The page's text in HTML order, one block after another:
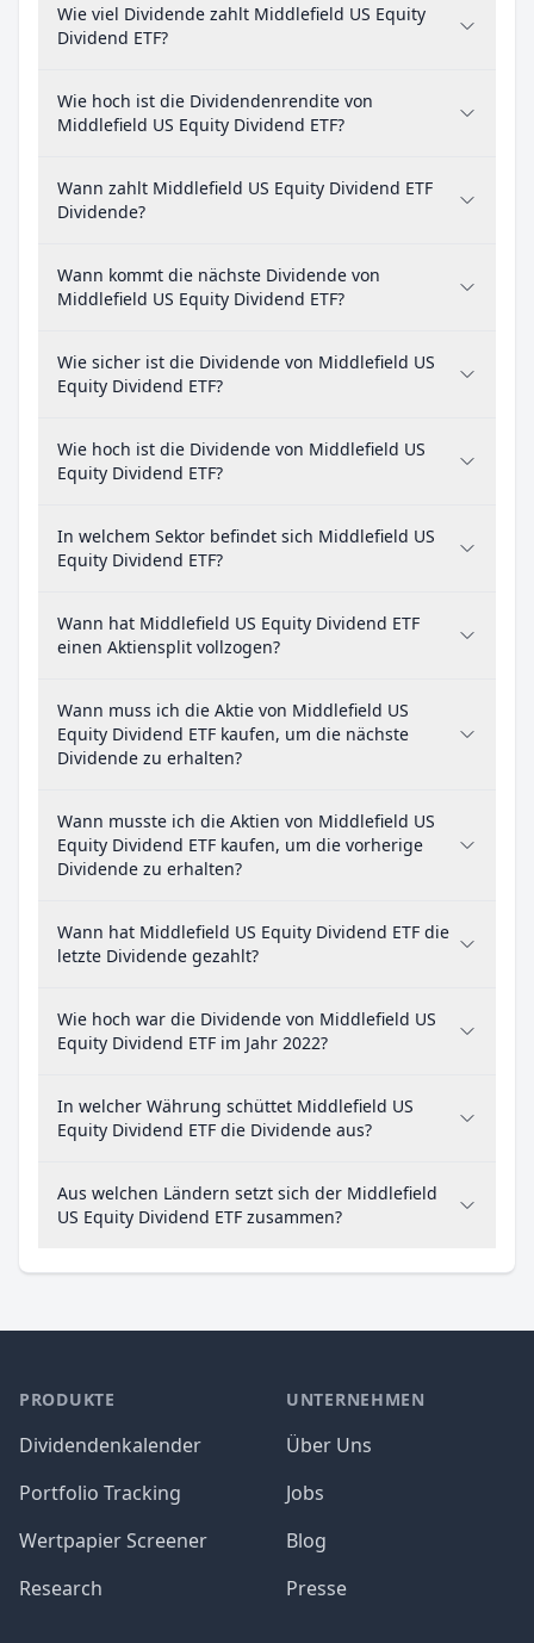
Wie viel Dividende zahlt Middlefield US Equity
Dividend ETF?
Wie hoch ist die Dividendenrendite von
Middlefield US Equity Dividend ETF?
Wann zahlt Middlefield US Equity Dividend ETF
Dividende?
Wann kommt die nächste Dividende von
Middlefield US Equity Dividend ETF?
Wie sicher ist die Dividende von Middlefield US
Equity Dividend ETF?
Wie hoch ist die Dividende von Middlefield US
Equity Dividend ETF?
In welchem Sektor befindet sich Middlefield US
Equity Dividend ETF?
Wann hat Middlefield US Equity Dividend ETF
einen Aktiensplit vollzogen?
Wann muss ich die Aktie von Middlefield US
Equity Dividend ETF kaufen, um die nächste
Dividende zu erhalten?
Wann musste ich die Aktien von Middlefield US
Equity Dividend ETF kaufen, um die vorherige
Dividende zu erhalten?
Wann hat Middlefield US Equity Dividend ETF die
letzte Dividende gezahlt?
Wie hoch war die Dividende von Middlefield US
Equity Dividend ETF im Jahr 2022?
In welcher Währung schüttet Middlefield US
Equity Dividend ETF die Dividende aus?
Aus welchen Ländern setzt sich der Middlefield
US Equity Dividend ETF zusammen?
PRODUKTE
Dividendenkalender
Portfolio Tracking
Wertpapier Screener
Research
UNTERNEHMEN
Über Uns
Jobs
Blog
Presse